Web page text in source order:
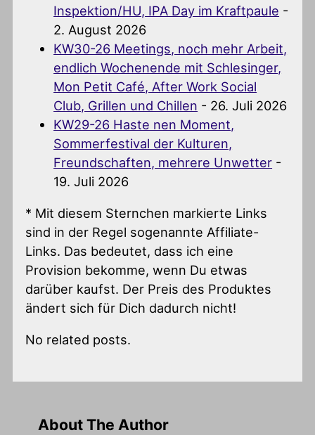
Inspektion/HU, IPA Day im Kraftpaule -
2. August 2026
KW30-26 Meetings, noch mehr Arbeit,
endlich Wochenende mit Schlesinger,
Mon Petit Café, After Work Social
Club, Grillen und Chillen - 26. Juli 2026
KW29-26 Haste nen Moment,
Sommerfestival der Kulturen,
Freundschaften, mehrere Unwetter -
19. Juli 2026
* Mit diesem Sternchen markierte Links
sind in der Regel sogenannte Affiliate-
Links. Das bedeutet, dass ich eine
Provision bekomme, wenn Du etwas
darüber kaufst. Der Preis des Produktes
ändert sich für Dich dadurch nicht!
No related posts.
About The Author